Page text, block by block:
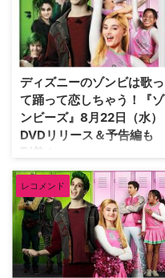
女の子の恋を描いた青春ミュージ
カルTV映画『ゾンビーズ』。8月
4日（土）にディズニー・チャン
ネルで英語歌詞付バージョンの日
＆デジタル配信リリース、9月9
日（日）にDl…
ディズニーのゾンビは歌っ
て踊って恋しちゃう！『ゾ
ンビーズ』8月22日（水）
DVDリリース＆予告編も
到着！
『ハイスクール・ミュージカル』
『ディセンダント』といった大ヒ
ット青春ミュージカル映画を生み
出してきたディズニーが新たに贈
る、ゾンビと人間の女の子の恋を
描いた青春ミュージカルTV映画
『ゾンビーズ』のDVDリリース
レコメンド